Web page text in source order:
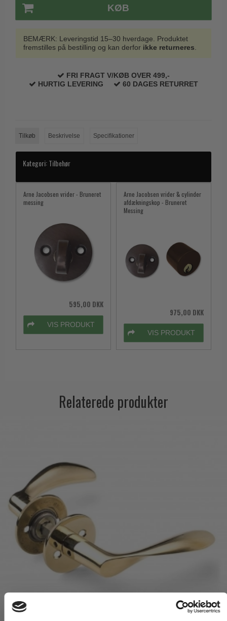
KØB
BEMÆRK: Leveringstid 15–30 hverdage. Produktet
fremstilles på bestilling og kan derfor ikke returneres
FRI FRAGT V/KØB OVER 499,-
HURTIG LEVERING
60 DAGES RETURRET
Tilkøb Beskrivelse Specifikationer
Kategori:Tilbehør
Arne Jacobsen vrider - Bruneret
messing
595,00 DKK
VIS PRODUKT
Arne Jacobsen vrider & cylinder
afdækningskop - Bruneret
Messing
975,00 DKK
VIS PRODUKT
Relaterede produkter